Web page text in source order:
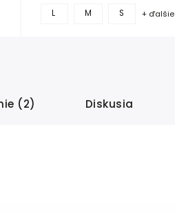
L M S + ďalšie
(2) Diskusia